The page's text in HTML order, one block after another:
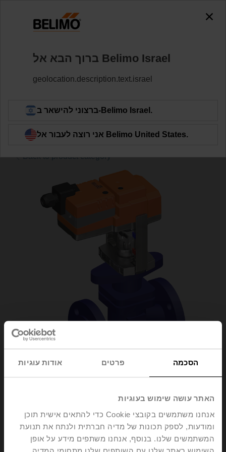
הסכמה פרטים אודות עוגיות
האתר עושה שימוש בעוגיות
אנחנו משתמשים בקובצי Cookie כדי להתאים אישית תוכן
ומודעות, לספק תכונות של מדיה חברתית ולנתח את תנועת
המשתמשים שלנו. בנוסף, אנחנו משתפים מידע על אופן
H6050X25-S2+LV24A-SZ-TPC
Learn More
Back to product category
S2+LV24A-SZ-TPC
ברוך הבא אל Belimo ‏Israel
geolocation.description.text.israel
ברצוני להישאר ב-Belimo ‏Israel.
אני רוצה לעבור אל Belimo ‏United States.